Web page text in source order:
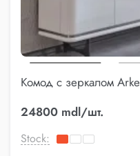
Комод с зеркалом Arke
24800 mdl/шт.
Stock: